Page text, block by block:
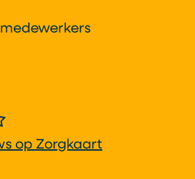
op Zorgkaart